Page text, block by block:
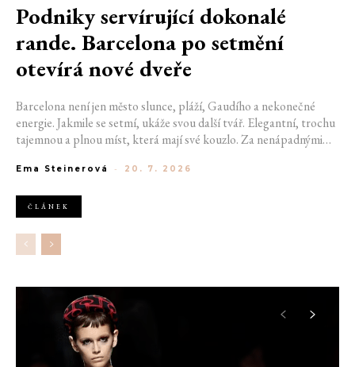
Podniky servírující dokonalé
rande. Barcelona po setmění
otevírá nové dveře
Barcelona není jen město slunce, pláží, Gaudího a nekonečné
energie. Jakmile se setmí, ukáže svou další tvář. Elegantní, trochu
tajemnou a plnou míst, která mají své kouzlo. Za nenápadnými
správná hudba. Pokud hledáte místo na rande, na které budete
mohou pomoct začít psát váš výjimečný příběh. Pokud jste si ještě
nevybrali, kam vyrazit se svou drahou polovičkou, nastává
nejvyšší čas vybrat ten pravý podnik.
Ema Steinerová - 20. 7. 2026
ČLÁNEK